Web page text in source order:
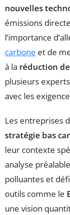
nouvelles
émissions
l’importance
carbone et de
à la réduction
plusieurs
avec les
Les entreprises
stratégie bas
leur contexte
analyse
polluantes et
outils comme le
une vision